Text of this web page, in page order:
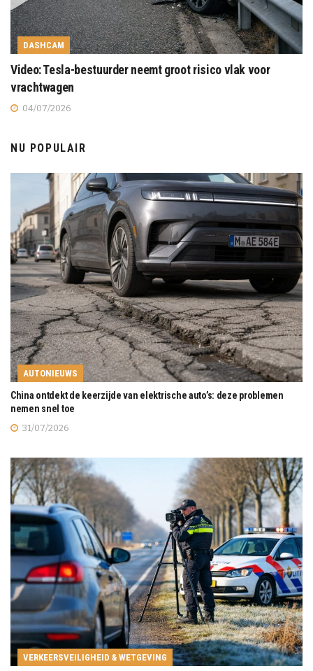
DASHCAM
Video: Tesla-bestuurder neemt groot risico vlak voor
vrachtwagen
04/07/2026
NU POPULAIR
AUTONIEUWS
China ontdekt de keerzijde van elektrische auto’s: deze problemen
nemen snel toe
31/07/2026
VERKEERSVEILIGHEID & WETGEVING